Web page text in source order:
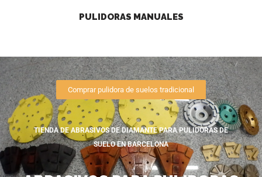
PULIDORAS MANUALES
Comprar pulidora de suelos tradicional
TIENDA DE ABRASIVOS DE DIAMANTE PARA PULIDORAS DE
SUELO EN BARCELONA